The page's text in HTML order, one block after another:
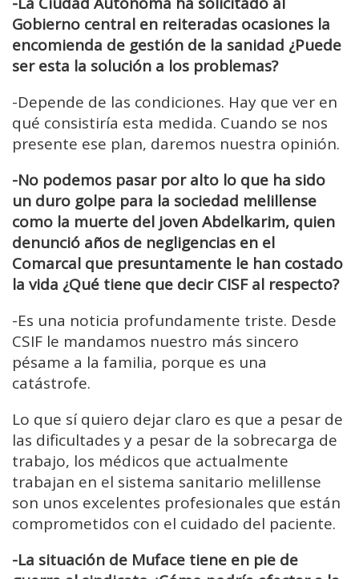
Gobierno central en reiteradas ocasiones la
encomienda de gestión de la sanidad ¿Puede
ser esta la solución a los problemas?
-Depende de las condiciones. Hay que ver en
qué consistiría esta medida. Cuando se nos
presente ese plan, daremos nuestra opinión.
-No podemos pasar por alto lo que ha sido
un duro golpe para la sociedad melillense
como la muerte del joven Abdelkarim, quien
denunció años de negligencias en el
Comarcal que presuntamente le han costado
la vida ¿Qué tiene que decir CISF al respecto?
-Es una noticia profundamente triste. Desde
CSIF le mandamos nuestro más sincero
pésame a la familia, porque es una
catástrofe.
Lo que sí quiero dejar claro es que a pesar de
las dificultades y a pesar de la sobrecarga de
trabajo, los médicos que actualmente
trabajan en el sistema sanitario melillense
son unos excelentes profesionales que están
comprometidos con el cuidado del paciente.
-La situación de Muface tiene en pie de